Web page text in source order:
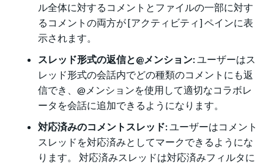
ル全体に対するコメントとファイルの一部に対す
るコメントの両方が [アクティビティ] ペインに表
示されます。
スレッド形式の返信と@メンション:ユーザーはス
レッド形式の会話内でどの種類のコメントにも返
信でき、@メンションを使用して適切なコラボレ
ータを会話に追加できるようになります。
対応済みのコメントスレッド:ユーザーはコメント
スレッドを対応済みとしてマークできるようにな
ります。 対応済みスレッドは対応済みフィルタに